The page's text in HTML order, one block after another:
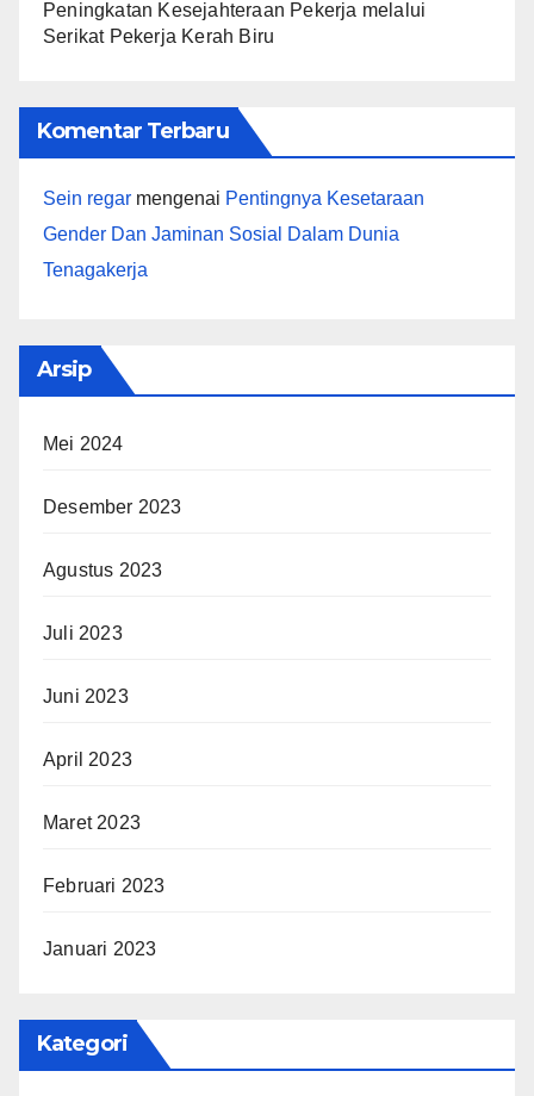
Peningkatan Kesejahteraan Pekerja melalui
Serikat Pekerja Kerah Biru
Komentar Terbaru
Sein regar mengenai Pentingnya Kesetaraan
Gender Dan Jaminan Sosial Dalam Dunia
Tenagakerja
Arsip
Mei 2024
Desember 2023
Agustus 2023
Juli 2023
Juni 2023
April 2023
Maret 2023
Februari 2023
Januari 2023
Kategori